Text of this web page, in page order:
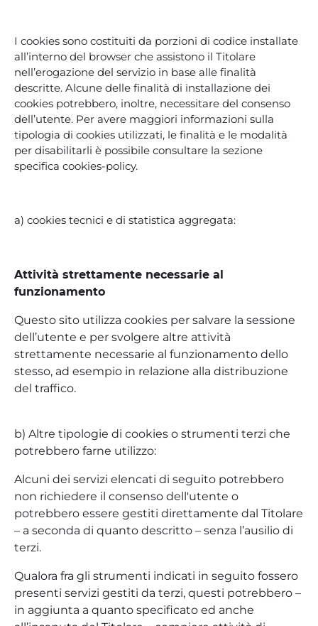
I cookies sono costituiti da porzioni di codice installate
all’interno del browser che assistono il Titolare
nell’erogazione del servizio in base alle finalità
descritte. Alcune delle finalità di installazione dei
cookies potrebbero, inoltre, necessitare del consenso
dell’utente. Per avere maggiori informazioni sulla
tipologia di cookies utilizzati, le finalità e le modalità
per disabilitarli è possibile consultare la sezione
specifica cookies-policy.
a) cookies tecnici e di statistica aggregata:
Attività strettamente necessarie al
funzionamento
Questo sito utilizza cookies per salvare la sessione
dell’utente e per svolgere altre attività
strettamente necessarie al funzionamento dello
stesso, ad esempio in relazione alla distribuzione
del traffico.
b) Altre tipologie di cookies o strumenti terzi che
potrebbero farne utilizzo:
Alcuni dei servizi elencati di seguito potrebbero
non richiedere il consenso dell'utente o
potrebbero essere gestiti direttamente dal Titolare
– a seconda di quanto descritto – senza l’ausilio di
terzi.
Qualora fra gli strumenti indicati in seguito fossero
presenti servizi gestiti da terzi, questi potrebbero –
in aggiunta a quanto specificato ed anche